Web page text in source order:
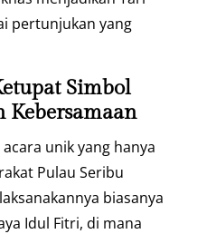
pertunjukan yang
Simbol
Kebersamaan
unik yang hanya
Pulau Seribu
biasanya
Idul Fitri, di mana